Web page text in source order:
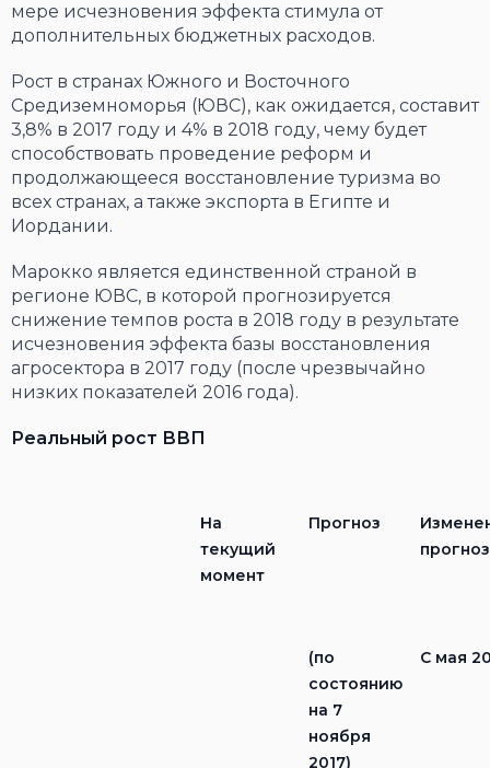
мере исчезновения эффекта стимула от
дополнительных бюджетных расходов.
Рост в странах Южного и Восточного
Средиземноморья (ЮВС), как ожидается, составит
3,8% в 2017 году и 4% в 2018 году, чему будет
способствовать проведение реформ и
продолжающееся восстановление туризма во
всех странах, а также экспорта в Египте и
Иордании.
Марокко является единственной страной в
регионе ЮВС, в которой прогнозируется
снижение темпов роста в 2018 году в результате
исчезновения эффекта базы восстановления
агросектора в 2017 году (после чрезвычайно
низких показателей 2016 года).
Реальный рост ВВП
На
текущий
момент
Прогноз
(по
состоянию
на 7
ноября
2017)
С мая